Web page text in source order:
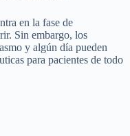
en la fase de
Sin embargo, los
y algún día pueden
para pacientes de todo